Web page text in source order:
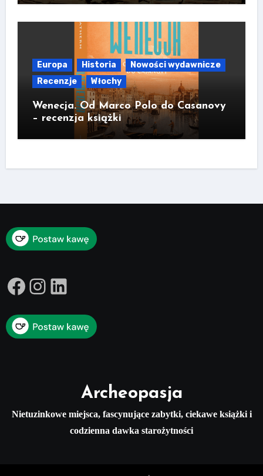
Europa Historia
Nowości wydawnicze
Recenzje
Włochy
Wenecja. Od Marco Polo do Casanovy
– recenzja książki
Facebook
Instagram
LinkedIn
Archeopasja
Nietuzinkowe miejsca, fascynujące zabytki, ciekawe książki i
codzienna dawka starożytności